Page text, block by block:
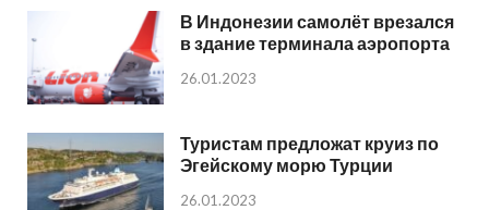
В Индонезии самолёт врезался
в здание терминала аэропорта
26.01.2023
Туристам предложат круиз по
Эгейскому морю Турции
26.01.2023